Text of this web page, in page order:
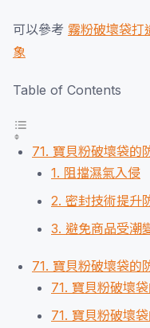
可以參考 霧粉破壞袋打
象
Table of Contents
71. 寶貝粉破壞袋的
1. 阻擋濕氣入侵
2. 密封技術提升
3. 避免商品受潮
71. 寶貝粉破壞袋的
71. 寶貝粉破壞
71. 寶貝粉破壞